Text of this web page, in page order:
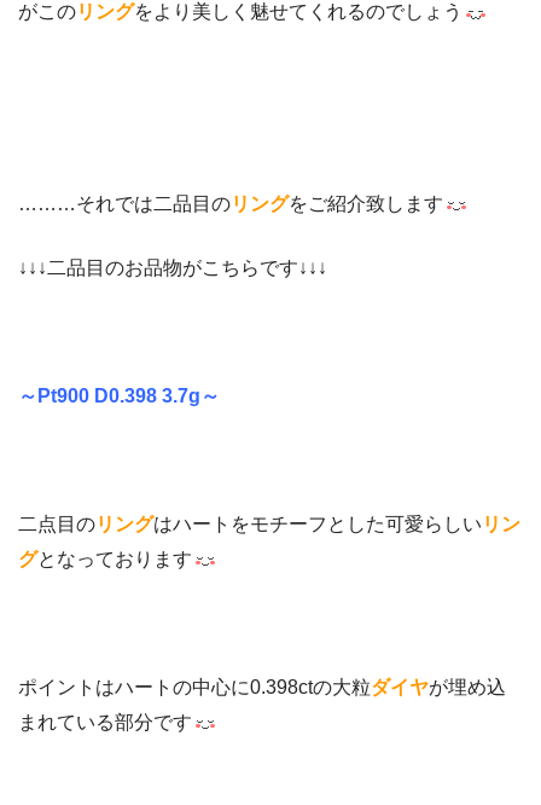
がこのリングをより美しく魅せてくれるのでしょう
………それでは二品目のリングをご紹介致します
↓↓↓二品目のお品物がこちらです↓↓↓
～Pt900 D0.398 3.7g～
二点目のリングはハートをモチーフとした可愛らしい リン
グとなっております
ポイントはハートの中心に0.398ctの大粒ダイヤが埋め込
まれている部分です